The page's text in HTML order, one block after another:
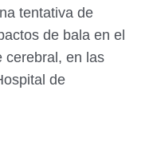
tentativa de
de bala en el
cerebral, en las
de